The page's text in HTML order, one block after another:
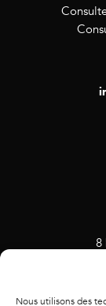
Nous utilisons des
8
* Horaires